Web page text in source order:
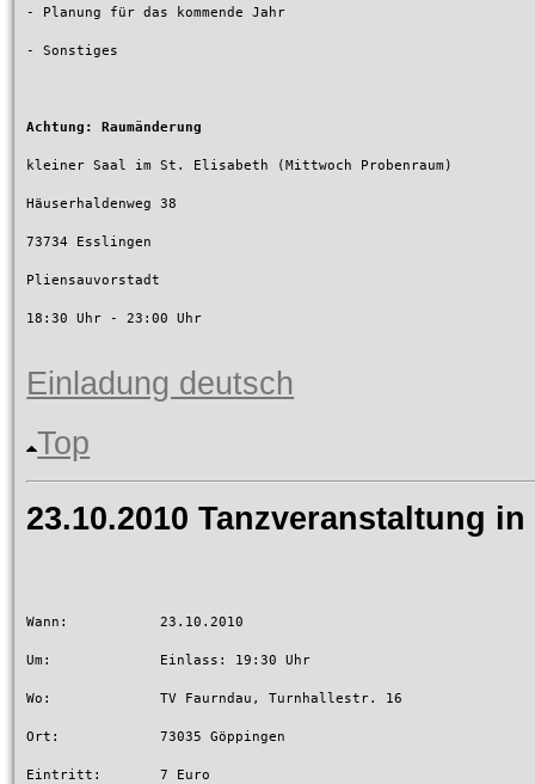
- Planung für das kommende Jahr
- Sonstiges
Achtung: Raumänderung
kleiner Saal im St. Elisabeth (Mittwoch Probenraum)
Häuserhaldenweg 38
73734 Esslingen
Pliensauvorstadt
18:30 Uhr - 23:00 Uhr
Einladung deutsch
Top
23.10.2010 Tanzveranstaltung
Wann:		23.10.2010
Um:		Einlass: 19:30 Uhr
Wo:		TV Faurndau, Turnhallestr. 16
Ort:		73035 Göppingen
Eintritt:	7 Euro